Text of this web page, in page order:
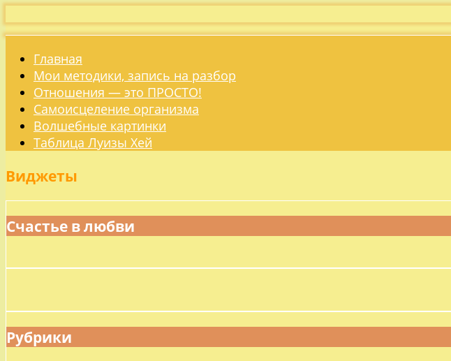
Главная
Мои методики, запись на разбор
Отношения — это ПРОСТО!
Самоисцеление организма
Волшебные картинки
Таблица Луизы Хей
Виджеты
Счастье в любви
Рубрики